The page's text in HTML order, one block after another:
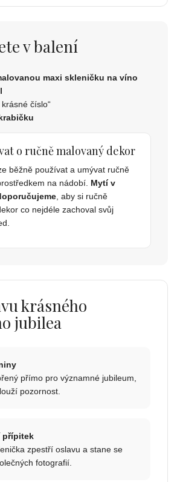
v balení
maxi skleničku na víno
číslo“
o ručně malovaný dekor
běžně používat a umývat ručně
na nádobí. Mytí v
, aby si ručně
co nejdéle zachoval svůj
krásného
jubilea
přímo pro významné jubileum,
pozornost.
přípitek
zpestří oslavu a stane se
fotografií.